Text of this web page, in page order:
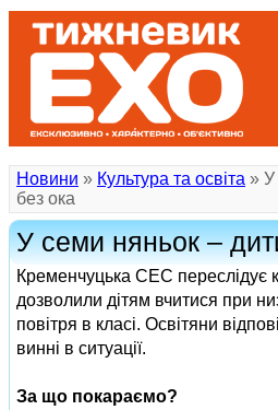
Новини » Культура та освіта » У
без ока
У семи няньок –
Кременчуцька СЕС переслідує
дозволили дітям вчитися при
повітря в класі. Освітяни
винні в ситуації.
За що покараємо?